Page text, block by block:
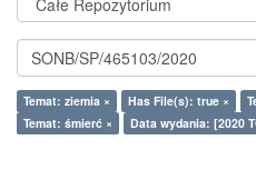
Temat: ziemia × Has File(s): true ×
Temat: śmierć ×
Data wydania: [2020